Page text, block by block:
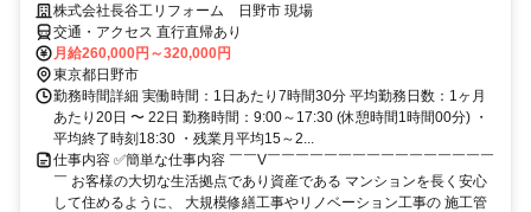
株式会社長谷工リフォーム 日野市 現場
交通・アクセス 直行直帰あり
月給260,000円～320,000円
東京都日野市
勤務時間詳細 実働時間：1日あたり7時間30分 平均勤務日数：1ヶ月
あたり20日 〜 22日 勤務時間：9:00～17:30 (休憩時間1時間00分) ・
平均終了時刻18:30 ・残業月平均15～2...
仕事内容 ✅簡単な仕事内容 ￣￣V￣￣￣￣￣￣￣￣￣￣￣￣￣￣￣￣
￣ お客様の大切な生活拠点であり資産である マンションを長く安心
して住めるように、 大規模修繕工事やリノベーション工事の 施工管